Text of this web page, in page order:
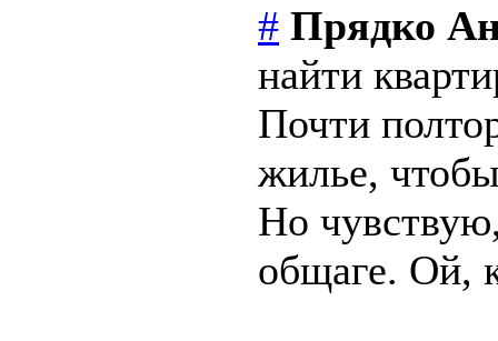
# Прядко
найти
Почти
жилье,
Но
общаге. Ой,